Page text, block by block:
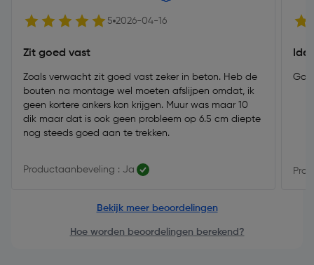
5 2026-04-16
Zit goed vast
Zoals verwacht zit goed vast zeker in beton. Heb de
bouten na montage wel moeten afslijpen omdat, ik
geen kortere ankers kon krijgen. Muur was maar 10
dik maar dat is ook geen probleem op 6.5 cm diepte
nog steeds goed aan te trekken.
Productaanbeveling : Ja
Bekijk meer beoordelingen
Hoe worden beoordelingen berekend?